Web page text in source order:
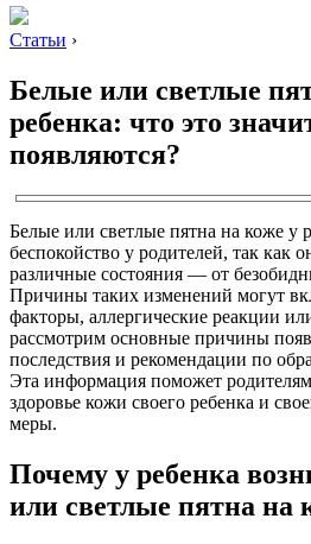
Статьи ›
Белые или светлые
ребенка: что это
появляются?
Белые или светлые пятна на коже у
беспокойство у родителей, так как
различные состояния — от
Причины таких изменений могут
факторы, аллергические реакции
рассмотрим основные причины
последствия и рекомендации по
Эта информация поможет
здоровье кожи своего ребенка и
меры.
Почему у ребенка
или светлые пятна на